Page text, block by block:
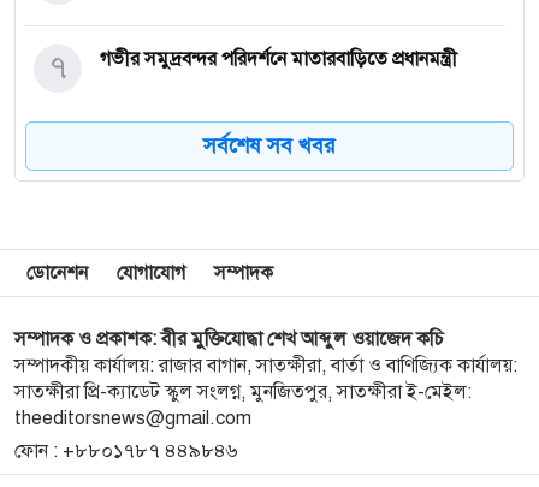
গভীর সমুদ্রবন্দর পরিদর্শনে মাতারবাড়িতে প্রধানমন্ত্রী
৭
সাবেক ছাত্রদল নেতা জাহাঙ্গীর আলমের পিতার দাফন
সম্পন্ন
বৃদ্ধের
৯
এরতেজা হাসানের বিরুদ্ধে গ্রেফতারি পরোয়ানা
১০
ওয়ানডে ইতিহাসে প্রথম স্পিনার হিসেবে রশিদের ৬
উইকেটের ‘হ্যাটট্রিক’
১১
সর্বশেষ সব খবর
ডোনেশন যোগাযোগ সম্পাদক
সম্পাদক ও প্রকাশক: বীর মুক্তিযোদ্ধা শেখ আব্দুল ওয়াজেদ কচি
সম্পাদকীয় কার্যালয়: রাজার বাগান, সাতক্ষীরা, বার্তা ও বাণিজ্যিক কার্যালয়:
সাতক্ষীরা প্রি-ক্যাডেট স্কুল সংলগ্ন, মুনজিতপুর, সাতক্ষীরা ই-মেইল:
theeditorsnews@gmail.com
ফোন : +৮৮০১৭৮৭ ৪৪৯৮৪৬